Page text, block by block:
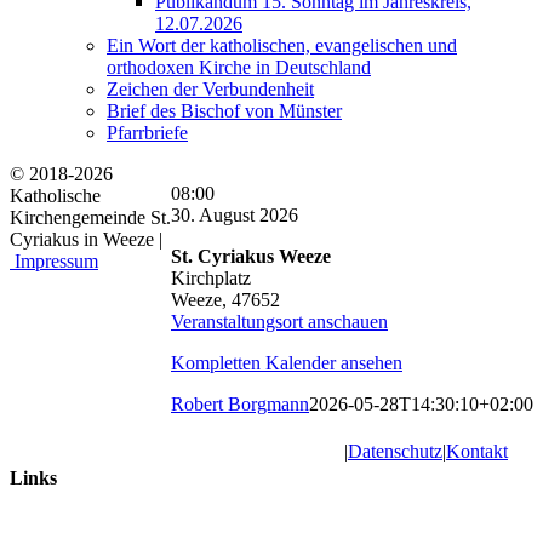
12.07.2026
Ein Wort der katholischen, evangelischen und
orthodoxen Kirche in Deutschland
Zeichen der Verbundenheit
Brief des Bischof von Münster
Pfarrbriefe
St.
Cyriakus:
08:00
30. August 2026
St. Cyriakus Weeze
Kirchplatz
Weeze, 47652
Veranstaltungsort anschauen
Kompletten Kalender ansehen
Robert Borgmann2026-05-28T14:30:10+02:00
Links
© 2018-2026
Katholische
Kirchengemeinde St.
Cyriakus in Weeze |
Impressum
|Datenschutz|Kontakt